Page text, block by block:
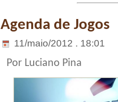
Agenda de Jogos
11/maio/2012 . 18:01
Por Luciano Pina